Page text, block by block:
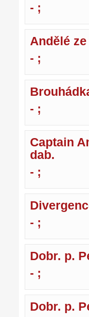
- ;
Andělé
- ;
- ;
Captain
dab.
- ;
- ;
Dobr. p.
- ;
Dobr. p.